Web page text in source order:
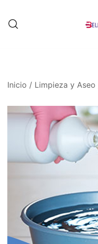
contenido
Inicio / Limpieza y Aseo